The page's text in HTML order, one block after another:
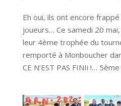
Eh oui, ils ont encore
joueurs… Ce samedi 20
leur 4ème trophée du
remporté à Monboucher
CE N’EST PAS FINIi !…